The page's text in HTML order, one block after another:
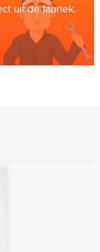
uit de fabriek.